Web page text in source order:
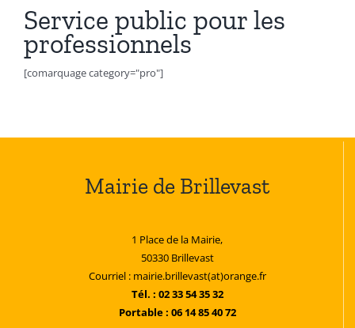
Service public pour les
professionnels
[comarquage category="pro"]
Mairie de Brillevast
1 Place de la Mairie,
50330 Brillevast
Courriel : mairie.brillevast(at)orange.fr
Tél. : 02 33 54 35 32
Portable : 06 14 85 40 72